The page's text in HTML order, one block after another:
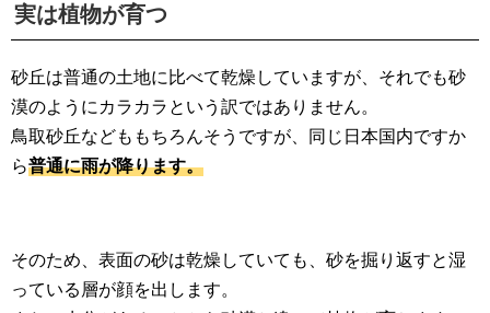
実は植物が育つ
砂丘は普通の土地に比べて乾燥していますが、それでも砂
漠のようにカラカラという訳ではありません。
鳥取砂丘などももちろんそうですが、同じ日本国内ですか
ら普通に雨が降ります。
そのため、表面の砂は乾燥していても、砂を掘り返すと湿
っている層が顔を出します。